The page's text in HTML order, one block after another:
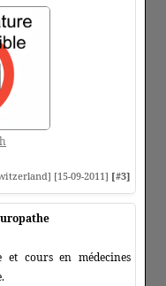
[15-09-2011] [#3]
cours en médecines